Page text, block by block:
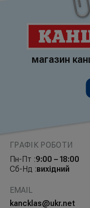
магазин
ГРАФІК РОБОТИ
Пн-Пт :9:00 – 18:00
Сб-Нд :вихідний
EMAIL
kancklas@ukr.net